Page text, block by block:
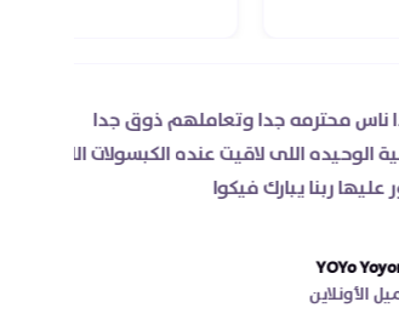
شكرا جدا ناس محترمه جدا وتعاملهم ذوق
والصيدلية الوحيده اللى لاقيت عنده
كنت بدور عليها ربنا يبارك فيكوا
Y